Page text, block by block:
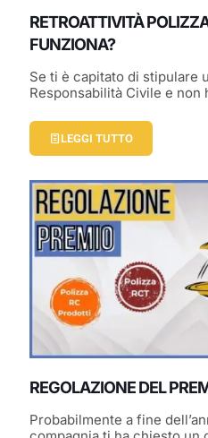
RETROATTIVITÀ
FUNZIONA?
Se ti è capitato di stipulare
Responsabilità Civile e non
LEGGI TUTTO
REGOLAZIONE DEL
Probabilmente a fine